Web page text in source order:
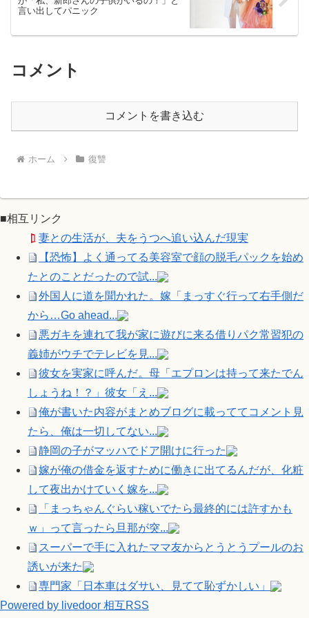
言い出してパニック
コメント
コメントを書き込む
ホーム 復讐
■相互リンク
妻との生活が、夫をうつへ追い込んだ現実
【恐怖】よく通ってる美容室で顔の脱毛パックを始め
たとのことだったので試...
外国人に道を聞かれた。嫁「まっすぐ行って右手側だ
から…Go ahead...
悪ガキを連れて我が家に遊びに来る借りパク常習犯の
義姉がウチでテレビを見...
彼女を実家に呼んだ。母「エプロンは持って来たでん
しょうね！？」彼女「え...
俺が書いた内容がまとめブログに載っててコメント見
たら、俺は一切してない...
静岡の子がマッハでドア開けに行った
嫁が俺の借金を返すために働きに出てるんだが、化粧
して夜出かけていく嫁を...
「まっちゃんぐらい稼いでたら最終的には許すかも
ｗ」って言ったら旦那が突...
スーパーで手に入れたママ友からとうとうプールのお
誘いが来た
専門家「日本車はダサい、見てて恥ずかしい」
Powered by livedoor 相互RSS